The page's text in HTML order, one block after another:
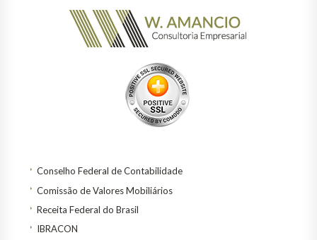
Conselho Federal de Contabilidade
Comissão de Valores Mobiliários
Receita Federal do Brasil
IBRACON